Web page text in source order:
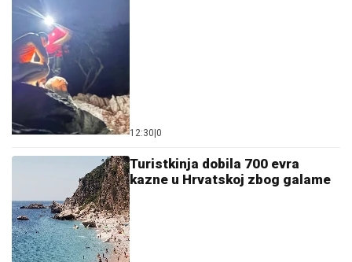
12:30 0
Turistkinja dobila 700 evra
kazne u Hrvatskoj zbog galame